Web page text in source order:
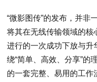
“微影图传”的发布，并非
将其在无线传输领域的核
进行的一次成功下放与升
绕“简单、高效、分享”的
的一套完整、易用的工作